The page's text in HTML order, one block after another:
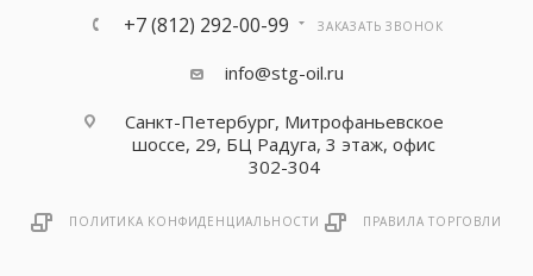
+7 (812) 292-00-99 ЗАКАЗАТЬ ЗВОНОК
info@stg-oil.ru
Санкт-Петербург, Митрофаньевское
шоссе, 29, БЦ Радуга, 3 этаж, офис
302-304
ПОЛИТИКА КОНФИДЕНЦИАЛЬНОСТИ ПРАВИЛА ТОРГОВЛИ